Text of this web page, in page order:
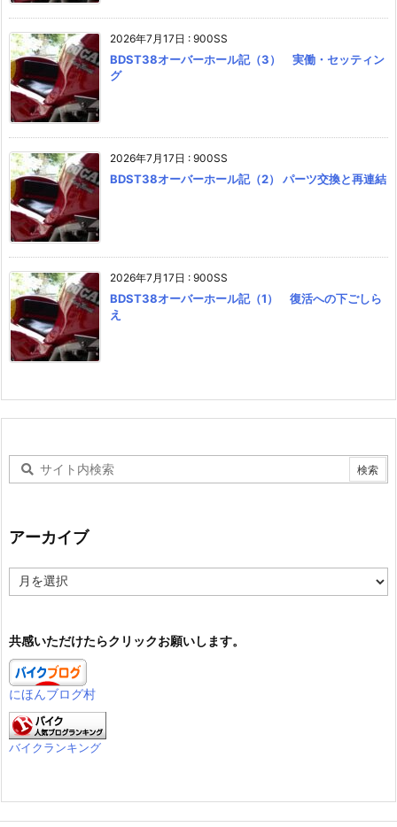
2026年7月17日 : 900SS
BDST38オーバーホール記（3） 実働・セッティン
グ
2026年7月17日 : 900SS
BDST38オーバーホール記（2） パーツ交換と再連結
2026年7月17日 : 900SS
BDST38オーバーホール記（1） 復活への下ごしら
え
アーカイブ
ー
ブ
共感いただけたらクリックお願いします。
にほんブログ村
バイクランキング